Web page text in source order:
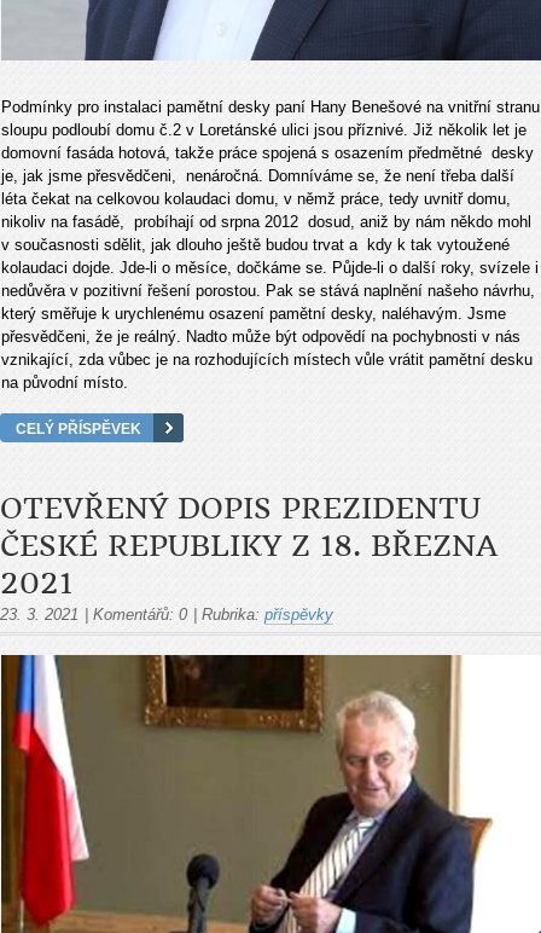
Podmínky pro instalaci pamětní desky paní Hany Benešové na vnitřní stranu
sloupu podloubí domu č.2 v Loretánské ulici jsou příznivé. Již několik let je
domovní fasáda hotová, takže práce spojená s osazením předmětné desky
je, jak jsme přesvědčeni, nenáročná. Domníváme se, že není třeba další
léta čekat na celkovou kolaudaci domu, v němž práce, tedy uvnitř domu,
nikoliv na fasádě, probíhají od srpna 2012 dosud, aniž by nám někdo mohl
v současnosti sdělit, jak dlouho ještě budou trvat a kdy k tak vytoužené
kolaudaci dojde. Jde-li o měsíce, dočkáme se. Půjde-li o další roky, svízele i
nedůvěra v pozitivní řešení porostou. Pak se stává naplnění našeho návrhu,
který směřuje k urychlenému osazení pamětní desky, naléhavým. Jsme
přesvědčeni, že je reálný. Nadto může být odpovědí na pochybnosti v nás
vznikající, zda vůbec je na rozhodujících místech vůle vrátit pamětní desku
na původní místo.
CELÝ PŘÍSPĚVEK
OTEVŘENÝ DOPIS PREZIDENTU
ČESKÉ REPUBLIKY Z 18. BŘEZNA
2021
23. 3. 2021 Komentářů: 0 Rubrika: příspěvky